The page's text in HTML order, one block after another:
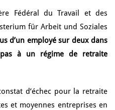
Fédéral du Travail et des
für Arbeit und Soziales
d’un employé sur deux dans
à un régime de retraite
d‘échec pour la retraite
et moyennes entreprises en